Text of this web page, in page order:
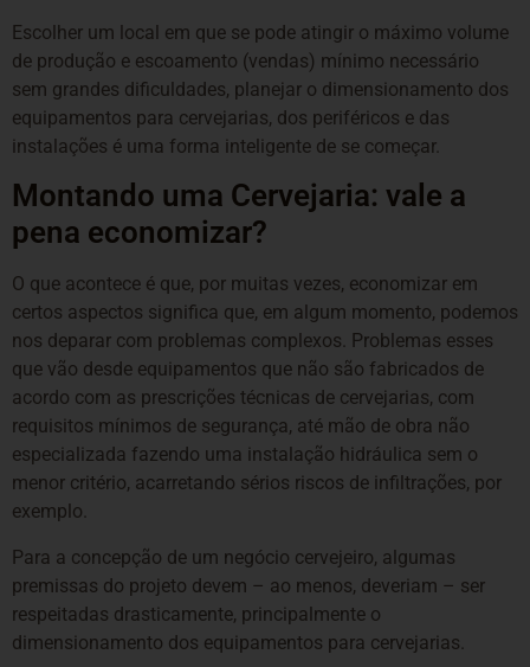
Escolher um local em que se pode atingir o máximo volume
de produção e escoamento (vendas) mínimo necessário
sem grandes dificuldades, planejar o dimensionamento dos
equipamentos para cervejarias, dos periféricos e das
instalações é uma forma inteligente de se começar.
Montando uma Cervejaria: vale a
pena economizar?
O que acontece é que, por muitas vezes, economizar em
certos aspectos significa que, em algum momento, podemos
nos deparar com problemas complexos. Problemas esses
que vão desde equipamentos que não são fabricados de
acordo com as prescrições técnicas de cervejarias, com
requisitos mínimos de segurança, até mão de obra não
especializada fazendo uma instalação hidráulica sem o
menor critério, acarretando sérios riscos de infiltrações, por
exemplo.
Para a concepção de um negócio cervejeiro, algumas
premissas do projeto devem – ao menos, deveriam – ser
respeitadas drasticamente, principalmente o
dimensionamento dos equipamentos para cervejarias.